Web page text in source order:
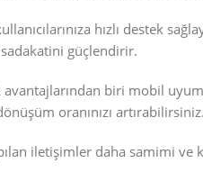
hızlı destek
güçlendirir.
biri mobil
oranınızı artırabilirsiniz.
iletişimler daha samimi